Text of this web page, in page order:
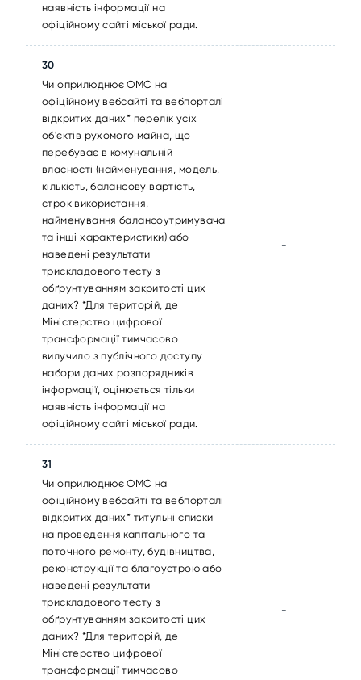
наявність інформації на
офіційному сайті міської ради.
30
Чи оприлюднює ОМС на
офіційному вебсайті та вебпорталі
відкритих даних* перелік усіх
об'єктів рухомого майна, що
перебуває в комунальній
власності (найменування, модель,
кількість, балансову вартість,
строк використання,
найменування балансоутримувача
та інші характеристики) або
наведені результати
трискладового тесту з
обґрунтуванням закритості цих
даних? *Для територій, де
Міністерство цифрової
трансформації тимчасово
вилучило з публічного доступу
набори даних розпорядників
інформації, оцінюється тільки
наявність інформації на
офіційному сайті міської ради.
-
31
Чи оприлюднює ОМС на
офіційному вебсайті та вебпорталі
відкритих даних* титульні списки
на проведення капітального та
поточного ремонту, будівництва,
реконструкції та благоустрою або
наведені результати
трискладового тесту з
обґрунтуванням закритості цих
даних? *Для територій, де
Міністерство цифрової
трансформації тимчасово
-